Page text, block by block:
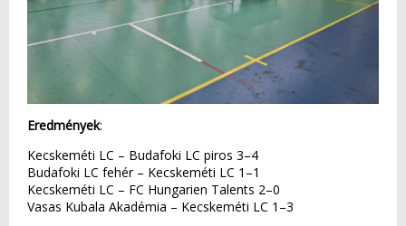
Eredmények:
Kecskeméti LC – Budafoki LC piros 3–4
Budafoki LC fehér – Kecskeméti LC 1–1
Kecskeméti LC – FC Hungarien Talents 2–0
Vasas Kubala Akadémia – Kecskeméti LC 1–3